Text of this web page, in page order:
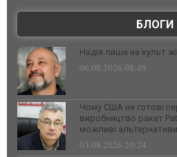
БЛОГИ
Надія лише на культ
06.08.2026 08:49
Чому США не готові
виробництво ракет
можливі альтернативи
03.08.2026 20:24